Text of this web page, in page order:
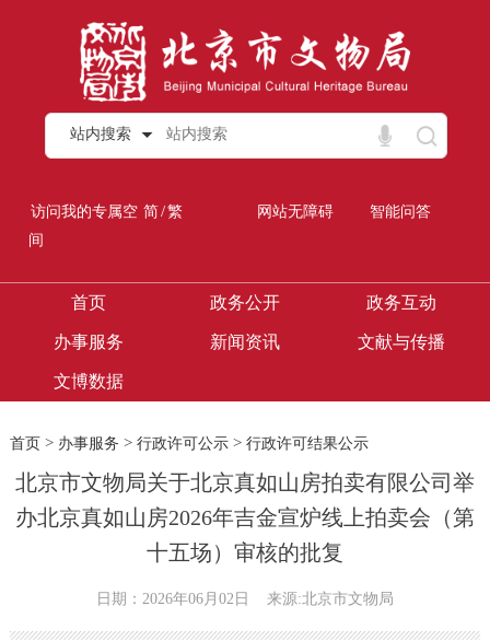
站内搜索
访问我的专属空
间
简/繁 网站无障碍 智能问答
首页 政务公开 政务互动
办事服务 新闻资讯 文献与传播
文博数据
首页> 办事服务 > 行政许可公示> 行政许可结果公示
北京市文物局关于北京真如山房拍卖有限公司举
办北京真如山房2026年吉金宣炉线上拍卖会（第
十五场）审核的批复
日期：2026年06月02日 来源:北京市文物局